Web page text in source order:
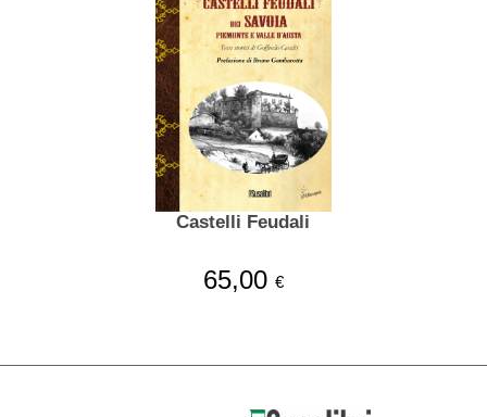
Castelli Feudali
65,00 €